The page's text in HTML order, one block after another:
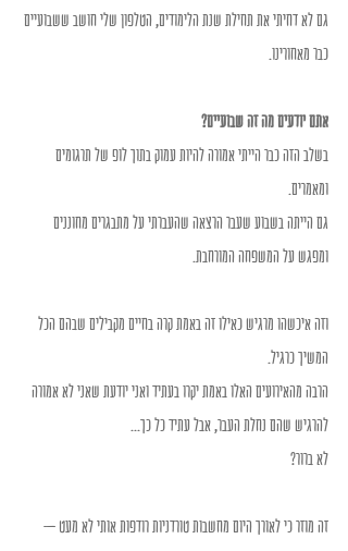
גם לא דחיתי את תחילת שנת הלימודים, הטלפון שלי חושב ששבועיים
כבר מאחורינו.
אתם יודעים מה זה שבועיים?
בשלב הזה כבר הייתי אמורה להיות עמוק בתוך לופ של תרגומים
ומאמרים.
גם הייתה בשבוע שעבר הרצאה שהעברתי על מתבגרים מחוננים
ומפגש על המשפחה המורחבת.
וזה איכשהו מרגיש כאילו זה באמת קרה בחיים מקבילים שבהם הכל
המשיך כרגיל.
הרבה מהאירועים האלו באמת יקרו בעתיד ואני יודעת שאני לא אמורה
להרגיש שהם נחלת העבר, אבל עתיד כל כך...
לא ברור?
זה מוזר כי לאורך היום מחשבות טורדניות רודפות אותי לא מעט –